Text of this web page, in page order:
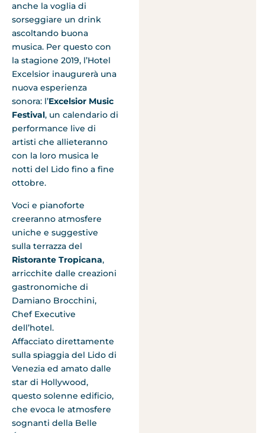
anche la voglia di
sorseggiare un drink
ascoltando buona
musica. Per questo con
la stagione 2019, l’Hotel
Excelsior inaugurerà una
nuova esperienza
sonora: l’Excelsior Music
Festival, un calendario di
performance live di
artisti che allieteranno
con la loro musica le
notti del Lido fino a fine
ottobre.
Voci e pianoforte
creeranno atmosfere
uniche e suggestive
sulla terrazza del
Ristorante Tropicana,
arricchite dalle creazioni
gastronomiche di
Damiano Brocchini,
Chef Executive
dell’hotel.
Affacciato direttamente
sulla spiaggia del Lido di
Venezia ed amato dalle
star di Hollywood,
questo solenne edificio,
che evoca le atmosfere
sognanti della Belle